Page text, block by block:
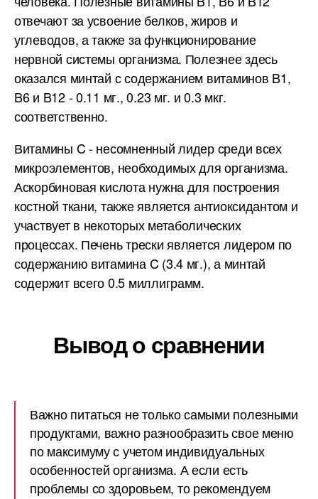
отвечают за усвоение белков, жиров и
углеводов, а также за функционирование
нервной системы организма. Полезнее здесь
оказался минтай с содержанием витаминов B1,
B6 и B12 - 0.11 мг., 0.23 мг. и 0.3 мкг.
соответственно.
Витамины C - несомненный лидер среди всех
микроэлементов, необходимых для организма.
Аскорбиновая кислота нужна для построения
костной ткани, также является антиоксидантом и
участвует в некоторых метаболических
процессах. Печень трески является лидером по
содержанию витамина C (3.4 мг.), а минтай
содержит всего 0.5 миллиграмм.
Вывод о сравнении
Важно питаться не только самыми полезными
продуктами, важно разнообразить свое меню
по максимуму с учетом индивидуальных
особенностей организма. А если есть
проблемы со здоровьем, то рекомендуем